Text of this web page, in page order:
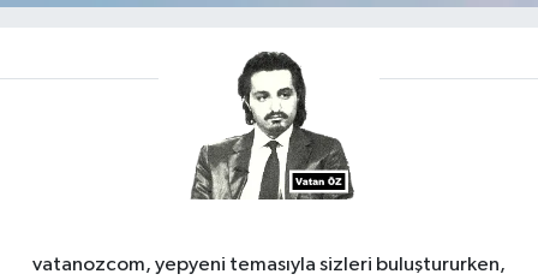
vatanozcom, yepyeni temasıyla sizleri buluştururken,